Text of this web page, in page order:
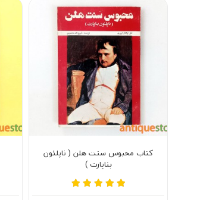
کتاب محبوس سنت هلن ( ناپلئون
بناپارت )